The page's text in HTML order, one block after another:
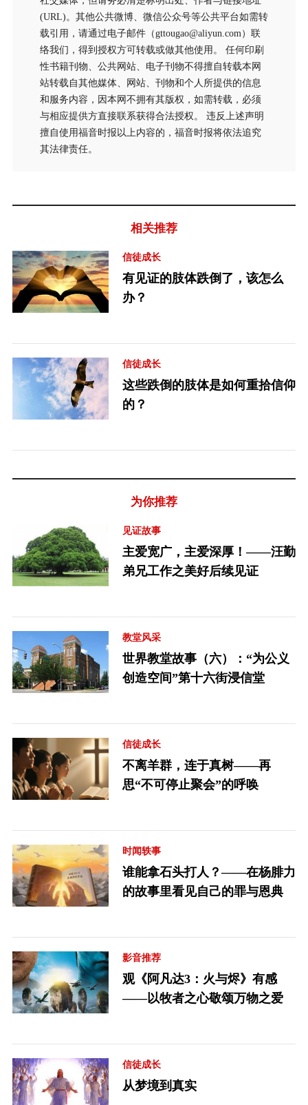
(URL)。其他公共微博、微信公众号等公共平台如需转
载引用，请通过电子邮件（gttougao@aliyun.com）联
络我们，得到授权方可转载或做其他使用。 任何印刷
性书籍刊物、公共网站、电子刊物不得擅自转载本网
站转载自其他媒体、网站、刊物和个人所提供的信息
和服务内容，因本网不拥有其版权，如需转载，必须
与相应提供方直接联系获得合法授权。 违反上述声明
擅自使用福音时报以上内容的，福音时报将依法追究
其法律责任。
相关推荐
信徒成长
有见证的肢体跌倒了，该怎么
办？
信徒成长
这些跌倒的肢体是如何重拾信仰
的？
为你推荐
见证故事
主爱宽广，主爱深厚！——汪勤
弟兄工作之美好后续见证
教堂风采
世界教堂故事（六）：“为公义
创造空间”第十六街浸信堂
信徒成长
不离羊群，连于真树——再
思“不可停止聚会”的呼唤
时闻轶事
谁能拿石头打人？——在杨腓力
的故事里看见自己的罪与恩典
影音推荐
观《阿凡达3：火与烬》有感
——以牧者之心敬颂万物之爱
信徒成长
从梦境到真实